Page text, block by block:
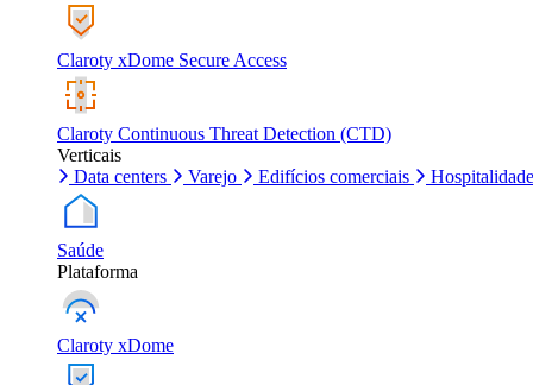
Claroty xDome Secure Access
Claroty Continuous Threat Detection (CTD)
Verticais
Data centers
Varejo Edifícios comerciais Hospitalidade
Saúde
Plataforma
Claroty xDome